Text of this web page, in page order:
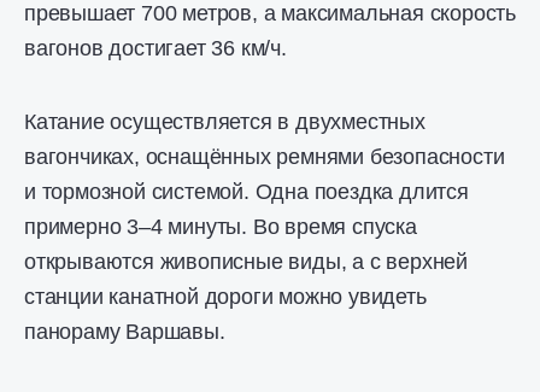
превышает 700 метров, а максимальная скорость
вагонов достигает 36 км/ч.
Катание осуществляется в двухместных
вагончиках, оснащённых ремнями безопасности
и тормозной системой. Одна поездка длится
примерно 3–4 минуты. Во время спуска
открываются живописные виды, а с верхней
станции канатной дороги можно увидеть
панораму Варшавы.